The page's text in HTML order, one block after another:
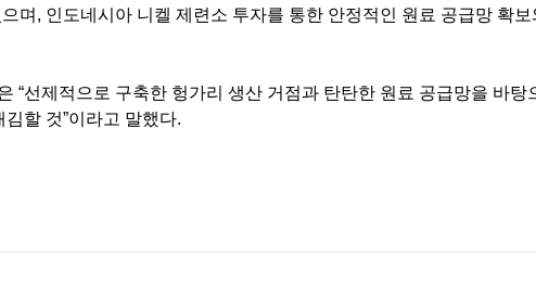
며 , 인도네시아 니켈 제련소 투자를 통한 안정적인 원료 공급망 확
“선제적으로 구축한 헝가리 생산 거점과 탄탄한 원료 공급망을 바
김할 것”이라고 말했다.